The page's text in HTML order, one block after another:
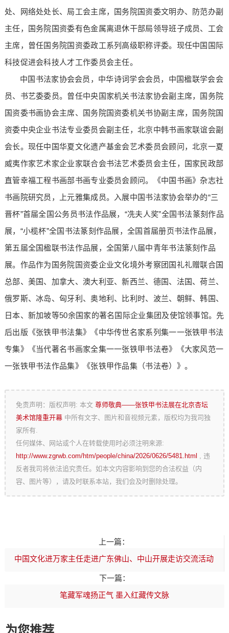
处、网络处处长、局工会主席，国务院国资委文明办、防范办副
主任，国务院国资委有色金属离退休干部局领导班子成员、工会
主席，曾任国务院国资委政工系列高级职称评委。现任中国国际
科技促进会科技人才工作委员会主任。
中国书法家协会会员，中华诗词学会会员，中国楹联学会会
员、书艺委委员。曾任中央国家机关书法家协会副主席，国务院
国资委书画协会主席、国务院国资委机关书协副主席，国务院国
资委中央企业书法专业委员会副主任，北京中韩书画家联谊会副
会长。现任中国华夏文化遗产基金会艺术委员会顾问，北京一夏
威夷作家艺术家企业家联合会书法艺术委员会主任，国家民政部
直管幸福工程书画部书画专业委员会顾问。《中国书画》杂志社
书画院研究员，上元雅集成员。入展中国书法家协会举办的“三
晋杯”首届全国公务员书法作品展，“冼夫人奖”全国书法篆刻作品
展，“小榄杯”全国书法篆刻作品展，全国首届册页书法作品展，
第五届全国楹联书法作品展，全国第八届中青年书法篆刻作品
展。作品作为国务院国资委企业文化境外考察团国礼礼赠联合国
总部、美国、加拿大、澳大利亚、新西兰、德国、法国、荷兰、
俄罗斯、冰岛、匈牙利、奥地利、比利时、波兰、朝鲜、韩国、
日本、新加坡等50余国家的著名国际企业集团及使馆领事馆。先
后出版《张铁甲书法集》《中华传世名家系列集一一张铁甲书法
专集》《当代著名书画家全集一一张铁甲书法卷》《大家风范一
一张铁甲书法作品集》《张铁甲作品集（书法卷）》。
免责声明：版权声明: 本文尊师敬典——张铁甲书法展在北京杏坛
美术馆隆重开幕 中所有文字、图片和音视频元素，版权均为我司独
家所有.
任何媒体、网站或个人在转载使用时必须注明来源:
http://www.zgrwb.com/htm/people/china/2026/0626/5481.html , 违
反者我司将依法追究责任。如本文内容影响到您的合法权益（内
容、图片等），请及时联系本站，我们会及时删除处理。
上一篇：
中国文化进万家主任走进广东佛山、中山开展走访交流活动
下一篇：
笔藏军魂扬正气 墨入红藏传文脉